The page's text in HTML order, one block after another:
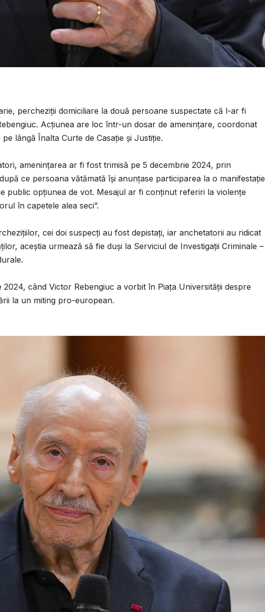
percheziții domiciliare la două persoane suspectate că l-ar fi
Acțiunea are loc într-un dosar de amenințare, coordonat
lângă Înalta Curte de Casație și Justiție.
amenințarea ar fi fost trimisă pe 5 decembrie 2024, prin
ce persoana vătămată își anunțase participarea la o manifestație
public opțiunea de vot. Mesajul ar fi conținut referiri la violențe
în capetele alea seci”.
cei doi suspecți au fost depistați, iar anchetatorii au ridicat
aceștia urmează să fie duși la Serviciul de Investigații Criminale –
când Victor Rebengiuc a vorbit în Piața Universității despre
la un miting pro-european.